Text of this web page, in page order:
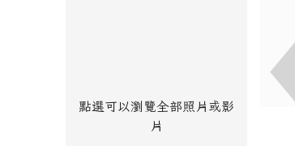
點選可以瀏覽全部照片或影
片